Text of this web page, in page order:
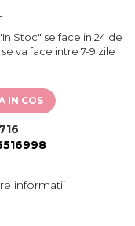
Stoc" se face in 24 de
va face intre 7-9 zile
IN COS
informatii